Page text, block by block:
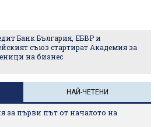
Банк България, ЕБВР и
съюз стартират Академия за
на бизнес
НАЙ-ЧЕТЕНИ
за първи път от началото на